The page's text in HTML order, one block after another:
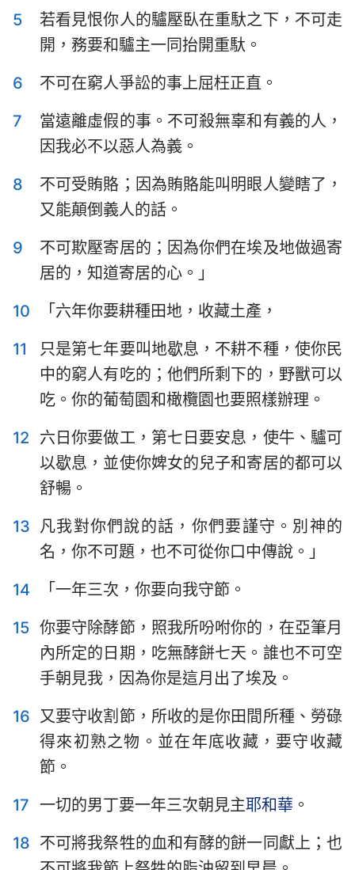
但以理書 何西阿書
彌迦書
哈巴谷書 西番雅書
哈該書
瑪拉基書
5
若看見恨你人的驢壓臥在重馱之下，不可走
開，務要和驢主一同抬開重馱。
6
不可在窮人爭訟的事上屈枉正直。
7
當遠離虛假的事。不可殺無辜和有義的人，
因我必不以惡人為義。
8
不可受賄賂；因為賄賂能叫明眼人變瞎了，
又能顛倒義人的話。
9
不可欺壓寄居的；因為你們在埃及地做過寄
居的，知道寄居的心。」
10
「六年你要耕種田地，收藏土產，
11
只是第七年要叫地歇息，不耕不種，使你民
中的窮人有吃的；他們所剩下的，野獸可以
吃。你的葡萄園和橄欖園也要照樣辦理。
12
六日你要做工，第七日要安息，使牛、驢可
以歇息，並使你婢女的兒子和寄居的都可以
舒暢。
13 凡我對你們說的話，你們要謹守。別神的
名，你不可題，也不可從你口中傳說。」
14
「一年三次，你要向我守節。
15 你要守除酵節，照我所吩咐你的，在亞筆月
內所定的日期，吃無酵餅七天。誰也不可空
手朝見我，因為你是這月出了埃及。
16 又要守收割節，所收的是你田間所種、勞碌
得來初熟之物。並在年底收藏，要守收藏
節。
17 一切的男丁要一年三次朝見主耶和華 。
18 不可將我祭牲的血和有酵的餅一同獻上；也